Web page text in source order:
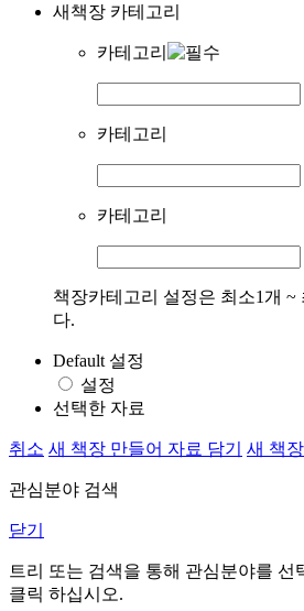
새책장 카테고리
카테고리
카테고리
카테고리
책장카테고리 설정은 최소1개 ~
다.
Default 설정
설정
선택한 자료
취소 새 책장 만들어 자료 담기 새 책
관심분야 검색
닫기
트리 또는 검색을 통해 관심분야를 선
클릭 하십시오.